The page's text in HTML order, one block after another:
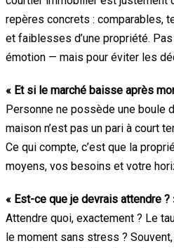
repères concrets : comparables,
et faiblesses d’une propriété.
émotion — mais pour éviter les
« Et si le marché baisse après
Personne ne possède une boule
maison n’est pas un pari à court
Ce qui compte, c’est que la
moyens, vos besoins et votre
« Est-ce que je devrais attendre ?
Attendre quoi, exactement ? Le
le moment sans stress ?